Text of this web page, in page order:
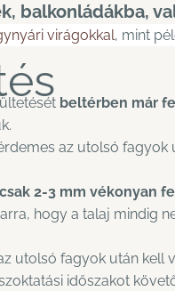
balkonládákba,
virágokkal, mint
beltérben már
az utolsó fagyok
csak 2-3 mm vékonyan
hogy a talaj mindig
utolsó fagyok után kell
időszakot